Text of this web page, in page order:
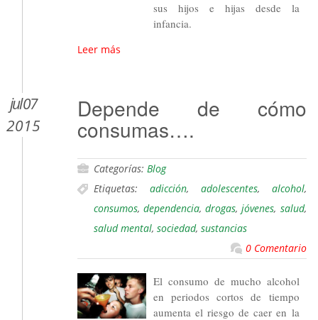
sus hijos e hijas desde la
infancia.
Leer más
jul 07
2015
Depende de cómo
consumas….
Categorías: Blog
Etiquetas: adicción, adolescentes, alcohol,
consumos,dependencia,drogas,jóvenes, salud,
salud mental, sociedad, sustancias
0 Comentario
El consumo de mucho alcohol
en periodos cortos de tiempo
aumenta el riesgo de caer en la